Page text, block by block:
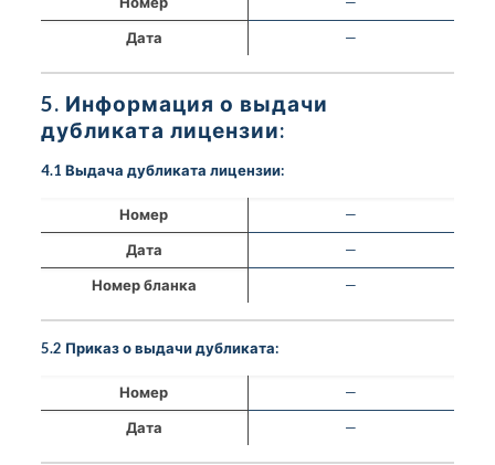
Дата
—
5. Информация о выдачи
дубликата лицензии:
4.1 Выдача дубликата лицензии:
Номер
—
Дата
—
Номер бланка
—
5.2 Приказ о выдачи дубликата:
Номер
—
Дата
—